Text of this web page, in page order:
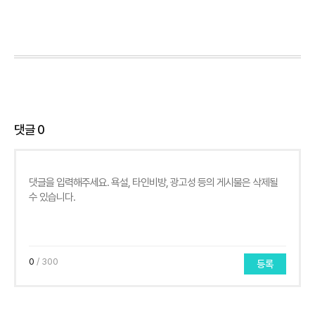
댓글0
0 / 300 등록